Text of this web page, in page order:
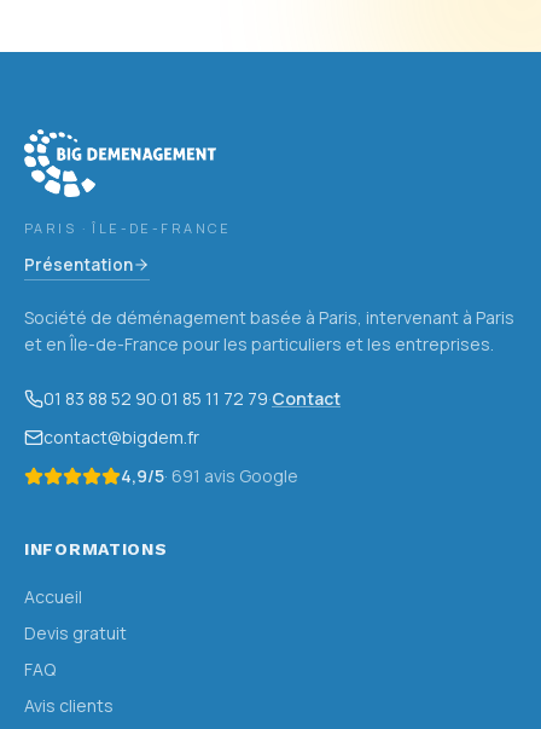
PARIS · ÎLE-DE-FRANCE
Présentation
Société de déménagement basée à Paris, intervenant à Paris
et en Île-de-France pour les particuliers et les entreprises.
01 83 88 52 90·01 85 11 72 79·Contact
contact@bigdem.fr
4,9/5· 691 avis Google
INFORMATIONS
Accueil
Devis gratuit
FAQ
Avis clients